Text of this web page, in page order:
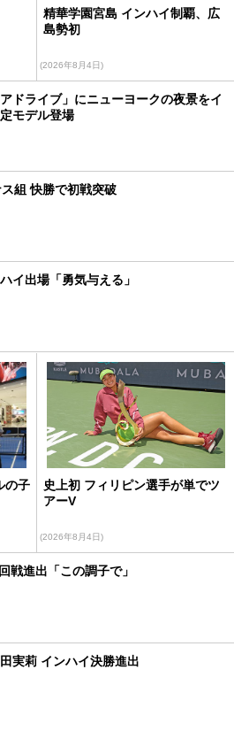
精華学園宮島 インハイ制覇、広
島勢初
(2026年8月4日)
ドライブ」にニューヨークの夜景をイ
モデル登場
組 快勝で初戦突破
イ出場「勇気与える」
の子
史上初 フィリピン選手が単でツ
アーV
(2026年8月4日)
戦進出「この調子で」
実莉 インハイ決勝進出